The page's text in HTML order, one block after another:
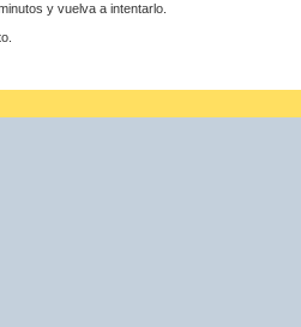
y vuelva a intentarlo.